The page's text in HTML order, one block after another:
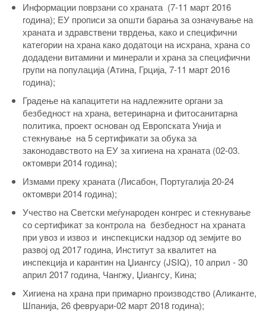
Информации поврзани со храната (7-11 март 2016
година); EУ прописи за општи барања за означување на
храната и здравствени тврдења, како и специфични
категории на храна како додатоци на исхрана, храна со
додадени витамини и минерали и храна за специфични
групи на популација (Aтина, Грција, 7-11 март 2016
година);
Градење на капацитети на надлежните органи за
безбедност на храна, ветеринарна и фитосанитарна
политика, проект основан од Европската Унија и
стекнување на 5 сертификати за обука за
законодавството на ЕУ за хигиена на храната (02-03.
октомври 2014 година);
Измами преку храната (Лисабон, Португалија 20-24
октомври 2014 година);
Учество на Светски меѓународен конгрес и стекнување
со сертификат за контрола на безбедност на храната
при увоз и извоз и инспекциски надзор од земјите во
развој од 2017 година, Институт за квалитет на
инспекција и карантин на Џиангсу (JSIQ), 10 април - 30
април 2017 година, Чангжу, Џиангсу, Кина;
Хигиена на храна при примарно производство (Аликанте,
Шпанија, 26 февруари-02 март 2018 година);